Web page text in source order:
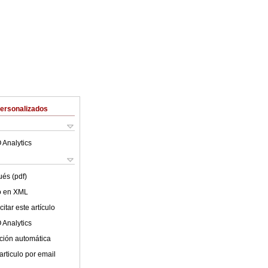
Analytics
(pdf)
en XML
este artículo
Analytics
automática
por email